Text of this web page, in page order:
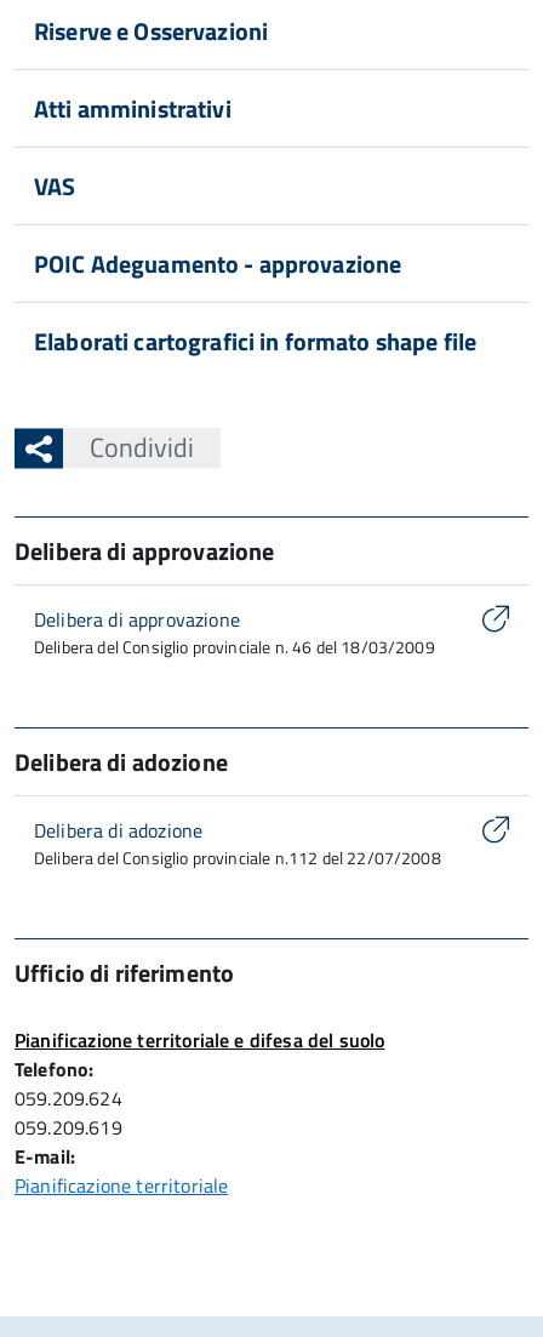
Riserve e Osservazioni
Atti amministrativi
VAS
POIC Adeguamento - approvazione
Elaborati cartografici in formato shape file
Condividi
Delibera di approvazione
Delibera di approvazione
Delibera del Consiglio provinciale n. 46 del 18/03/2009
Delibera di adozione
Delibera di adozione
Delibera del Consiglio provinciale n.112 del 22/07/2008
Ufficio di riferimento
Pianificazione territoriale e difesa del suolo
Telefono:
059.209.624
059.209.619
E-mail:
Pianificazione territoriale